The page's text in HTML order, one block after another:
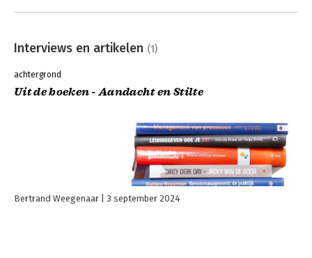
Interviews en artikelen (1)
achtergrond
Uit de boeken - Aandacht en Stilte
Bertrand Weegenaar 3 september 2024